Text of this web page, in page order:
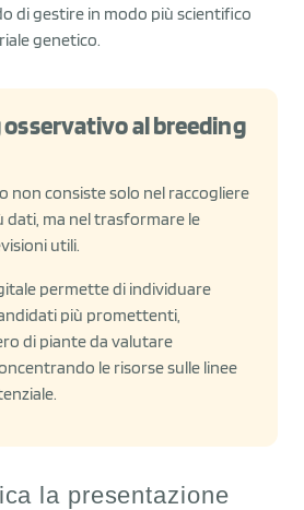
di gestire in modo più scientifico
genetico.
osservativo al breeding
non consiste solo nel raccogliere
dati, ma nel trasformare le
utili.
permette di individuare
più promettenti,
di piante da valutare
le risorse sulle linee
la presentazione